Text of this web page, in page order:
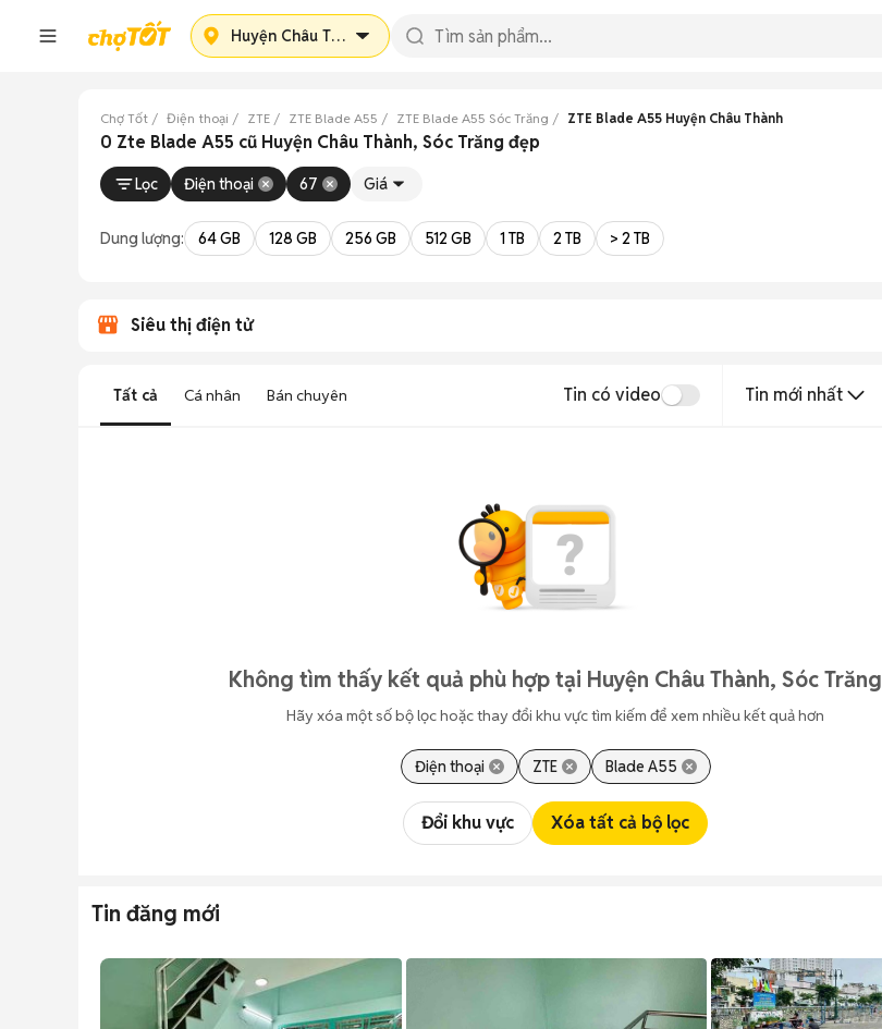
Huyện Châu Thành
Chợ Tốt Điện thoại ZTE ZTE Blade A55 ZTE Blade A55 Sóc Trăng ZTE Blade A55 Huyện Châu Thành
0 Zte Blade A55 cũ Huyện Châu Thành, Sóc Trăng đẹp
Lọc Điện thoại 67 Giá
Dung lượng: 64 GB 128 GB 256 GB 512 GB 1 TB 2 TB > 2 TB
Siêu thị điện tử
Tất cả Cá nhân Bán chuyên Tin có video Tin mới nhất
Không tìm thấy kết quả phù hợp tại Huyện Châu Thành, Sóc Trăng
Hãy xóa một số bộ lọc hoặc thay đổi khu vực tìm kiếm để xem nhiều kết quả hơn
Điện thoại ZTE Blade A55
Đổi khu vực Xóa tất cả bộ lọc
Tin đăng mới